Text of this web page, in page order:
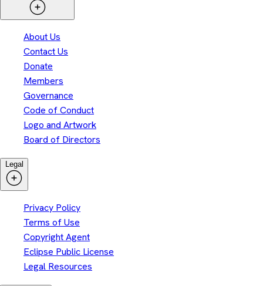
About Us
Contact Us
Donate
Members
Governance
Code of Conduct
Logo and Artwork
Board of Directors
Legal
Privacy Policy
Terms of Use
Copyright Agent
Eclipse Public License
Legal Resources